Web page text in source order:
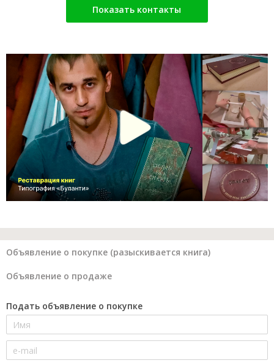
Показать контакты
Объявление о покупке (разыскивается книга)
Объявление о продаже
Подать объявление о покупке